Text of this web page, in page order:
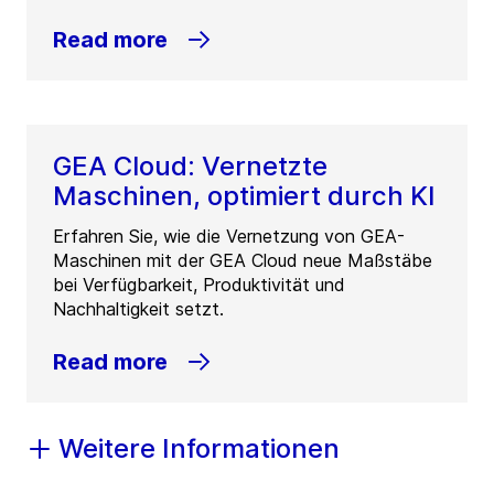
Read more
GEA Cloud: Vernetzte
Maschinen, optimiert durch KI
Erfahren Sie, wie die Vernetzung von GEA-
Maschinen mit der GEA Cloud neue Maßstäbe
bei Verfügbarkeit, Produktivität und
Nachhaltigkeit setzt.
Read more
Weitere Informationen